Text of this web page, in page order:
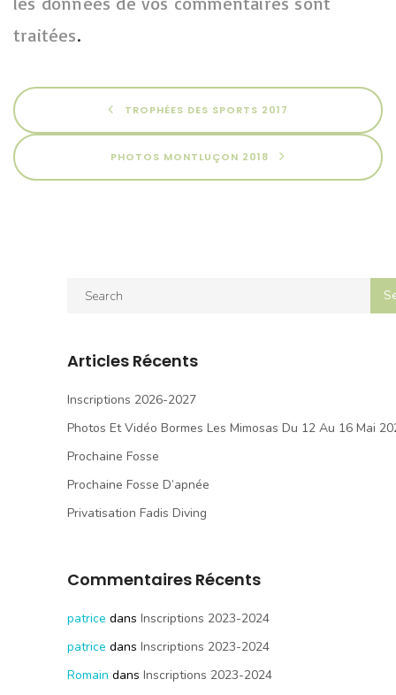
traitées.
TROPHÉES DES SPORTS 2017
PHOTOS MONTLUÇON 2018
Articles Récents
Inscriptions 2026-2027
Photos Et Vidéo Bormes Les Mimosas Du 12 Au 16 Mai
Prochaine Fosse
Prochaine Fosse D’apnée
Privatisation Fadis Diving
Commentaires Récents
patrice dans Inscriptions 2023-2024
patrice dans Inscriptions 2023-2024
Romain dans Inscriptions 2023-2024